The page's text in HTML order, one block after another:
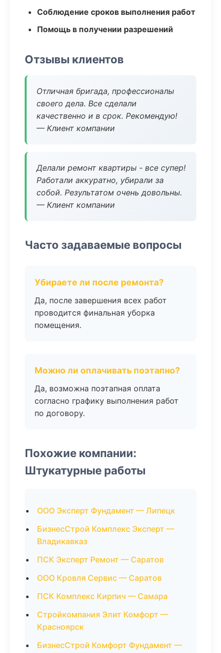
Соблюдение сроков выполнения работ
Помощь в получении разрешений
Отзывы клиентов
Отличная бригада, профессионалы
своего дела. Все сделали
качественно и в срок. Рекомендую!
— Клиент компании
Делали ремонт квартиры - все супер!
Работали аккуратно, убирали за
собой. Результатом очень довольны.
— Клиент компании
Часто задаваемые вопросы
Убираете ли после ремонта?
Да, после завершения всех работ
проводится финальная уборка
помещения.
Можно ли оплачивать поэтапно?
Да, возможна поэтапная оплата
согласно графику выполнения работ
по договору.
Похожие компании:
Штукатурные работы
ООО Эксперт Фундамент — Липецк
БизнесСтрой Комплекс Эксперт —
Владикавказ
ПСК Эксперт Ремонт — Саратов
ООО Кровля Сервис — Саратов
ПСК Комплекс Кирпич — Самара
Стройкомпания Элит Комфорт —
Красноярск
БизнесСтрой Комфорт Фундамент —